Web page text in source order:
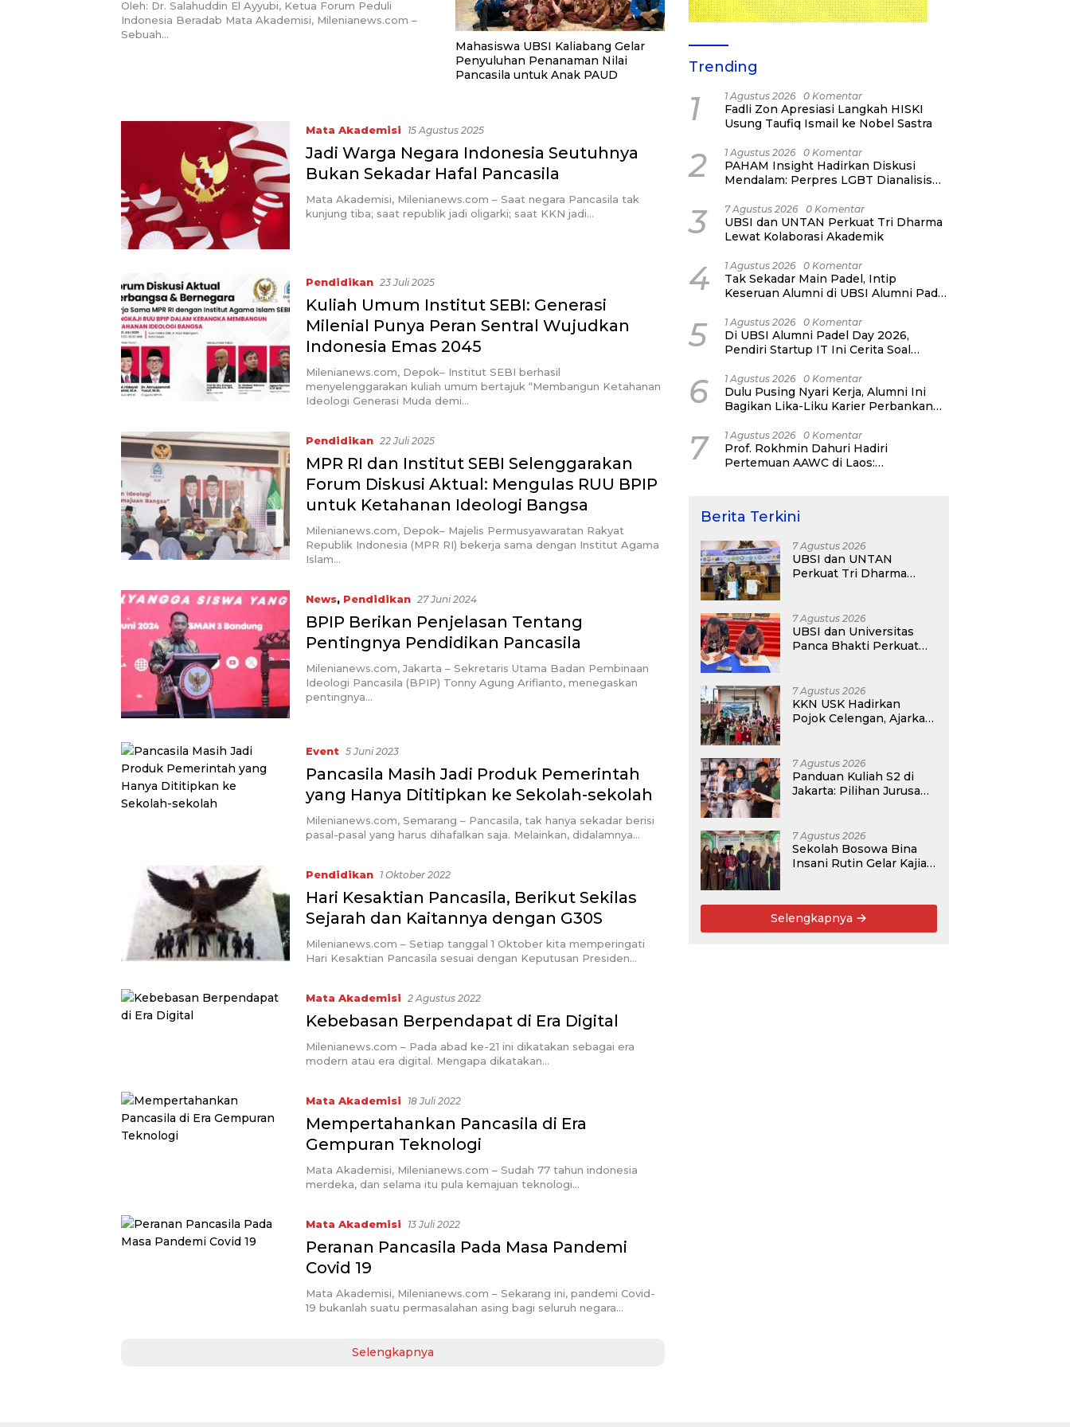
Oleh: Dr. Salahuddin El Ayyubi, Ketua Forum Peduli
Indonesia Beradab Mata Akademisi, Milenianews.com –
Sebuah…
Mahasiswa UBSI Kaliabang Gelar
Penyuluhan Penanaman Nilai
Pancasila untuk Anak PAUD
Mata Akademisi 15 Agustus 2025
Jadi Warga Negara Indonesia Seutuhnya
Bukan Sekadar Hafal Pancasila
Mata Akademisi, Milenianews.com – Saat negara Pancasila tak
kunjung tiba; saat republik jadi oligarki; saat KKN jadi…
Pendidikan 23 Juli 2025
Kuliah Umum Institut SEBI: Generasi
Milenial Punya Peran Sentral Wujudkan
Indonesia Emas 2045
Milenianews.com, Depok– Institut SEBI berhasil
menyelenggarakan kuliah umum bertajuk “Membangun Ketahanan
Ideologi Generasi Muda demi…
Pendidikan 22 Juli 2025
MPR RI dan Institut SEBI Selenggarakan
Forum Diskusi Aktual: Mengulas RUU BPIP
untuk Ketahanan Ideologi Bangsa
Milenianews.com, Depok– Majelis Permusyawaratan Rakyat
Republik Indonesia (MPR RI) bekerja sama dengan Institut Agama
Islam…
News, Pendidikan 27 Juni 2024
BPIP Berikan Penjelasan Tentang
Pentingnya Pendidikan Pancasila
Milenianews.com, Jakarta – Sekretaris Utama Badan Pembinaan
Ideologi Pancasila (BPIP) Tonny Agung Arifianto, menegaskan
pentingnya…
Event 5 Juni 2023
Pancasila Masih Jadi Produk Pemerintah
yang Hanya Dititipkan ke Sekolah-sekolah
Milenianews.com, Semarang – Pancasila, tak hanya sekadar berisi
pasal-pasal yang harus dihafalkan saja. Melainkan, didalamnya…
Pendidikan 1 Oktober 2022
Hari Kesaktian Pancasila, Berikut Sekilas
Sejarah dan Kaitannya dengan G30S
Milenianews.com – Setiap tanggal 1 Oktober kita memperingati
Hari Kesaktian Pancasila sesuai dengan Keputusan Presiden…
Mata Akademisi 2 Agustus 2022
Kebebasan Berpendapat di Era Digital
Milenianews.com – Pada abad ke-21 ini dikatakan sebagai era
modern atau era digital. Mengapa dikatakan…
Mata Akademisi 18 Juli 2022
Mempertahankan Pancasila di Era
Gempuran Teknologi
Mata Akademisi, Milenianews.com – Sudah 77 tahun indonesia
merdeka, dan selama itu pula kemajuan teknologi…
Mata Akademisi 13 Juli 2022
Peranan Pancasila Pada Masa Pandemi
Covid 19
Mata Akademisi, Milenianews.com – Sekarang ini, pandemi Covid-
19 bukanlah suatu permasalahan asing bagi seluruh negara…
Selengkapnya
Trending
1 1 Agustus 2026 0 Komentar
Fadli Zon Apresiasi Langkah HISKI
Usung Taufiq Ismail ke Nobel Sastra
2 1 Agustus 2026 0 Komentar
PAHAM Insight Hadirkan Diskusi
Mendalam: Perpres LGBT Dianalisis
Bukan Ancaman Individual
3 7 Agustus 2026 0 Komentar
UBSI dan UNTAN Perkuat Tri Dharma
Lewat Kolaborasi Akademik
4 1 Agustus 2026 0 Komentar
Tak Sekadar Main Padel, Intip
Keseruan Alumni di UBSI Alumni Padel
5 1 Agustus 2026 0 Komentar
Di UBSI Alumni Padel Day 2026,
Pendiri Startup IT Ini Cerita Soal
Network Alumni
6 1 Agustus 2026 0 Komentar
Dulu Pusing Nyari Kerja, Alumni Ini
Bagikan Lika-Liku Karier Perbankan
Day 2026
7 1 Agustus 2026 0 Komentar
Prof. Rokhmin Dahuri Hadiri
Pertemuan AAWC di Laos:
Berita Terkini
7 Agustus 2026
UBSI dan UNTAN
Perkuat Tri Dharma
7 Agustus 2026
UBSI dan Universitas
Panca Bhakti Perkuat
7 Agustus 2026
KKN USK Hadirkan
Pojok Celengan, Ajarkan
7 Agustus 2026
Panduan Kuliah S2 di
Jakarta: Pilihan Jurusan,
7 Agustus 2026
Sekolah Bosowa Bina
Insani Rutin Gelar Kajian
Umum
Selengkapnya